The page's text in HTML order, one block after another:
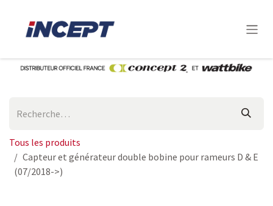
Tous les produits
Capteur et générateur double bobine pour rameurs D & E
(07/2018->)